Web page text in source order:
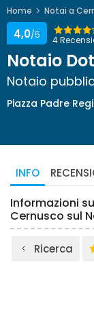
Home Notai a
4
4,0/5
Notaio
Notaio
Piazza Padre
INFO
Informazioni
Cernusco sul
Ricerca